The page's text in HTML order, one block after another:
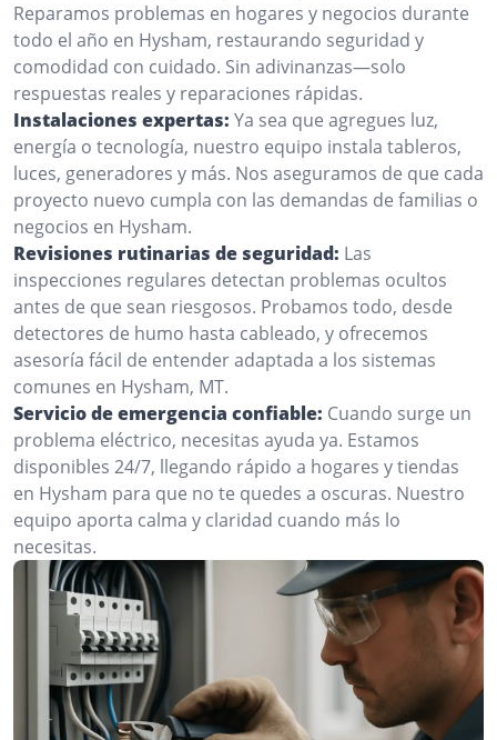
Reparamos problemas en hogares y negocios durante
todo el año en Hysham, restaurando seguridad y
comodidad con cuidado. Sin adivinanzas—solo
respuestas reales y reparaciones rápidas.
Instalaciones expertas: Ya sea que agregues luz,
energía o tecnología, nuestro equipo instala tableros,
luces, generadores y más. Nos aseguramos de que cada
proyecto nuevo cumpla con las demandas de familias o
negocios en Hysham.
Revisiones rutinarias de seguridad: Las
inspecciones regulares detectan problemas ocultos
antes de que sean riesgosos. Probamos todo, desde
detectores de humo hasta cableado, y ofrecemos
asesoría fácil de entender adaptada a los sistemas
comunes en Hysham, MT.
Servicio de emergencia confiable: Cuando surge un
problema eléctrico, necesitas ayuda ya. Estamos
disponibles 24/7, llegando rápido a hogares y tiendas
en Hysham para que no te quedes a oscuras. Nuestro
equipo aporta calma y claridad cuando más lo
necesitas.